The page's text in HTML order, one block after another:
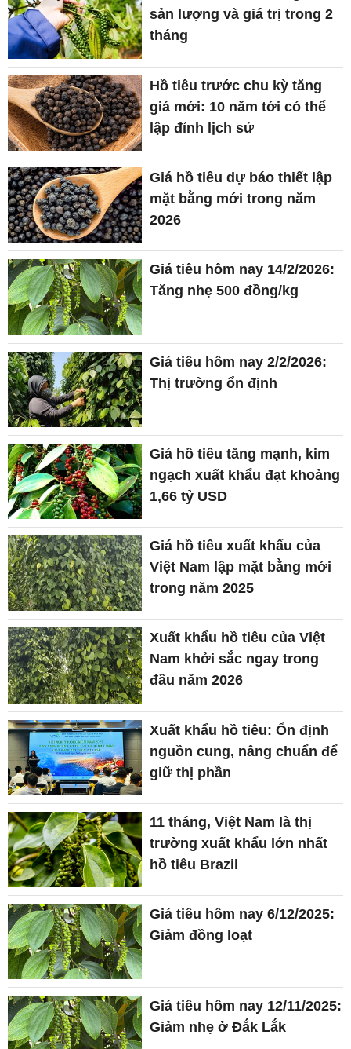
sản lượng và giá trị trong 2
tháng
Hồ tiêu trước chu kỳ tăng
giá mới: 10 năm tới có thể
lập đỉnh lịch sử
Giá hồ tiêu dự báo thiết lập
mặt bằng mới trong năm
2026
Giá tiêu hôm nay 14/2/2026:
Tăng nhẹ 500 đồng/kg
Giá tiêu hôm nay 2/2/2026:
Thị trường ổn định
Giá hồ tiêu tăng mạnh, kim
ngạch xuất khẩu đạt khoảng
1,66 tỷ USD
Giá hồ tiêu xuất khẩu của
Việt Nam lập mặt bằng mới
trong năm 2025
Xuất khẩu hồ tiêu của Việt
Nam khởi sắc ngay trong
đầu năm 2026
Xuất khẩu hồ tiêu: Ổn định
nguồn cung, nâng chuẩn để
giữ thị phần
11 tháng, Việt Nam là thị
trường xuất khẩu lớn nhất
hồ tiêu Brazil
Giá tiêu hôm nay 6/12/2025:
Giảm đồng loạt
Giá tiêu hôm nay 12/11/2025:
Giảm nhẹ ở Đắk Lắk